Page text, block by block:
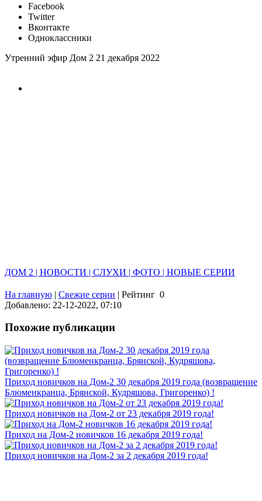
Facebook
Twitter
Вконтакте
Одноклассники
Утренний эфир Дом 2 21 декабря 2022
ДОМ 2 | НОВОСТИ | СЛУХИ | ФОТО | НОВЫЕ СЕРИИ
На главную | Свежие серии | Рейтинг 0
Добавлено: 22-12-2022, 07:10
Похожие публикации
Приход новичков на Дом-2 30 декабря 2019 года (возвращение
Блюменкранца, Брянской, Кудряшова, Григоренко) !
Приход новичков на Дом-2 от 23 декабря 2019 года!
Приход на Дом-2 новичков 16 декабря 2019 года!
Приход новичков на Дом-2 за 2 декабря 2019 года!